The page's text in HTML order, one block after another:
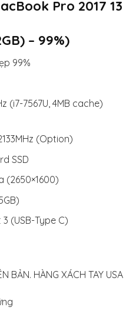
tại
18.000.000₫.
Pro 2017 13
– 99%)
99%
(i7-7567U, 4MB cache)
(Option)
SSD
(2650×1600)
(USB-Type C)
BẢN. HÀNG XÁCH TAY USA